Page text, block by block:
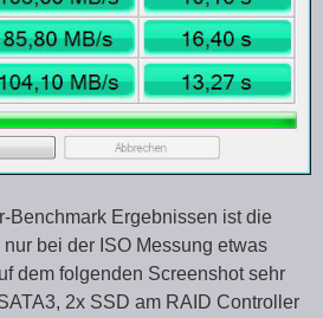
Benchmark Ergebnissen ist die
bei der ISO Messung etwas
dem folgenden Screenshot sehr
2x SSD am RAID Controller